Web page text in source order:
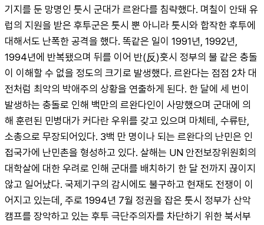
기지를 둔 망명인 툿시 군대가 르완다를 침략했다. 며칠이 안돼 유
럽의 지원을 받은 후투군은 툿시 뿐 아니라 툿시와 합작한 후투에
대해서도 난폭한 공격을 했다. 똑같은 일이 1991년, 1992년,
1994년에 반복됐으며 뒤를 이어 반(反)훗시 정부의 불 같은 충돌
이 이해할 수 없을 정도의 크기로 발생했다. 르완다는 점점 2차 대
전처럼 최악의 박애주의 상황을 연출하게 된다. 한 달에 세 번이
발생하는 충돌로 인해 백만의 르완다인이 사망했으며 군대에 의
해 훈련된 민병대가 커다란 우위를 갖고 있으며 마체테, 수류탄,
소총으로 무장되어있다. 3백 만 명이나 되는 르완다의 난민은 인
접국가에 난민촌을 형성하고 있다. 살해는 UN 안전보장위원회의
대학살에 대한 우려로 인해 군대를 배치하기 한 달 전까지 끊이지
않고 일어났다. 국제기구의 감시에도 불구하고 현재도 전쟁이 이
어지고 있는데, 주로 1994년 7월 정권을 잡은 툿시 정부가 산악
캠프를 장악하고 있는 후투 극단주의자를 차단하기 위한 북서부